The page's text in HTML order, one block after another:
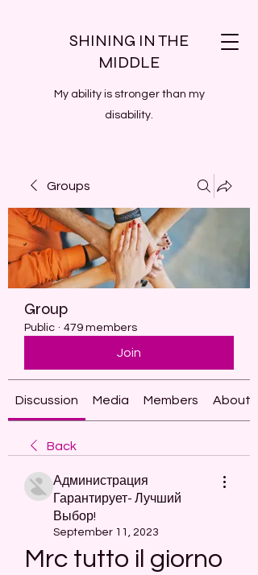
SHINING IN THE
MIDDLE
My ability is stronger than my
disability.
Groups
Group
Public · 479 members
Join
Discussion Media Members About
Back
Администрация
Гарантирует- Лучший
Выбор!
September 11, 2023
Mrc tutto il giorno